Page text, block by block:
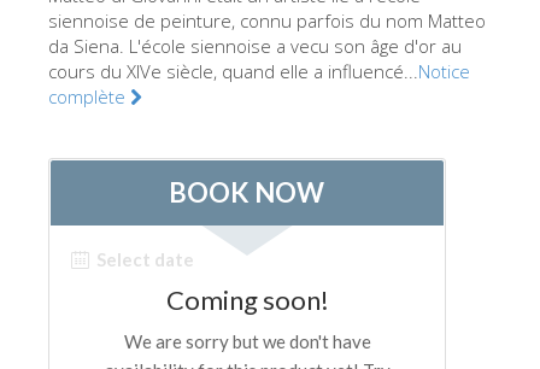
La tour d'Arnolfo
Le Corridor de Vasari
la Basilique de Santa Croce
Réserver
Les billets coupe-file
FR
siennoise de peinture, connu parfois du nom Matteo
da Siena. L'école siennoise a vecu son âge d'or au
cours du XIVe siècle, quand elle a influencé...Notice
complète